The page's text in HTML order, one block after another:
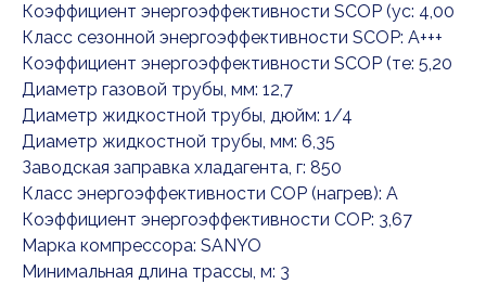
Коэффициент энергоэффективности SCOP (ус: 4,00
Класс сезонной энергоэффективности SCOP: A+++
Коэффициент энергоэффективности SCOP (те: 5,20
Диаметр газовой трубы, мм: 12,7
Диаметр жидкостной трубы, дюйм: 1/4
Диаметр жидкостной трубы, мм: 6,35
Заводская заправка хладагента, г: 850
Класс энергоэффективности COP (нагрев): A
Коэффициент энергоэффективности COP: 3,67
Марка компрессора: SANYO
Минимальная длина трассы, м: 3